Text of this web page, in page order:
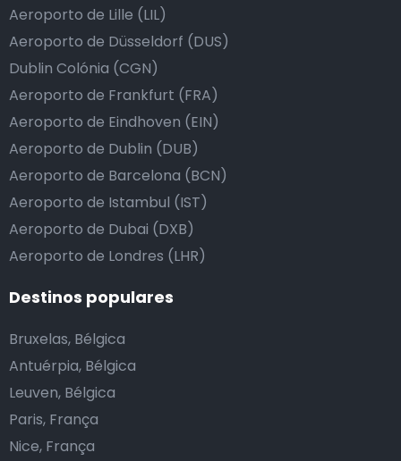
Aeroporto de Lille (LIL)
Aeroporto de Düsseldorf (DUS)
Dublin Colónia (CGN)
Aeroporto de Frankfurt (FRA)
Aeroporto de Eindhoven (EIN)
Aeroporto de Dublin (DUB)
Aeroporto de Barcelona (BCN)
Aeroporto de Istambul (IST)
Aeroporto de Dubai (DXB)
Aeroporto de Londres (LHR)
Destinos populares
Bruxelas, Bélgica
Antuérpia, Bélgica
Leuven, Bélgica
Paris, França
Nice, França